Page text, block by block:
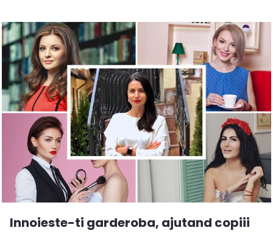
Innoieste-ti garderoba, ajutand copiii